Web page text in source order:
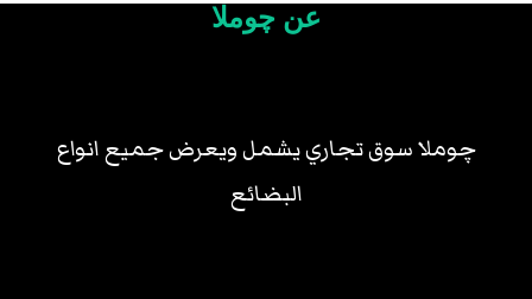
عن چوملا
چوملا سوق تجاري يشمل ويعرض جميع انواع
البضائع